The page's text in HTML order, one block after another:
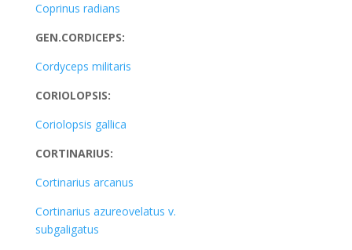
Coprinus radians
GEN.CORDICEPS:
Cordyceps militaris
CORIOLOPSIS:
Coriolopsis gallica
CORTINARIUS:
Cortinarius arcanus
Cortinarius azureovelatus v.
subgaligatus